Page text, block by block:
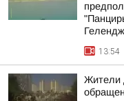
13:54
Жители